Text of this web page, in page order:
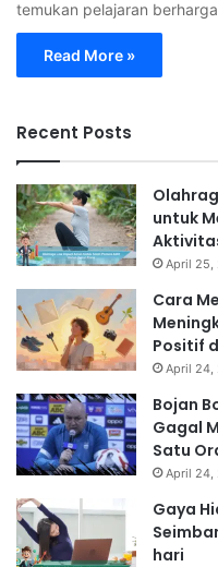
temukan pelajaran
Read More »
Recent Posts
untuk
April 25,
Cara
Positif
April 24,
Bojan
Gagal
Satu
April 24,
Gaya
hari